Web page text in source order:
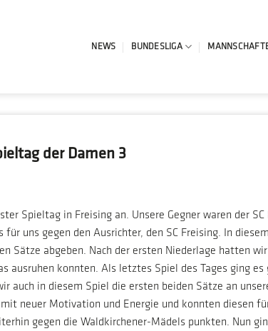
NEWS BUNDESLIGA
der Damen 3
Spieltag in Freising an. Unsere Gegner waren der SC
für uns gegen den Ausrichter, den SC Freising. In
Sätze abgeben. Nach der ersten Niederlage hatten
ausruhen konnten. Als letztes Spiel des Tages ging es
auch in diesem Spiel die ersten beiden Sätze an
neuer Motivation und Energie und konnten diesen
gegen die Waldkirchener-Mädels punkten. Nun